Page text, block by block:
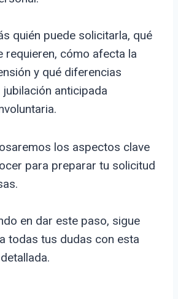
quién puede solicitarla, qué
requieren, cómo afecta la
y qué diferencias
anticipada
los aspectos clave
para preparar tu solicitud
en dar este paso, sigue
todas tus dudas con esta